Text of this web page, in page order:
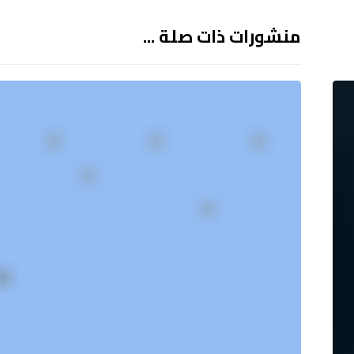
منشورات ذات صلة ...